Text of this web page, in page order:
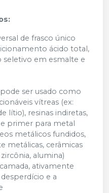
de frasco único
ácido total,
em esmalte e
ser usado como
vítreas (ex:
lítio), resinas indiretas,
primer para metal
metálicos fundidos,
metálicas, cerâmicas
alumina)
ativamente
e a